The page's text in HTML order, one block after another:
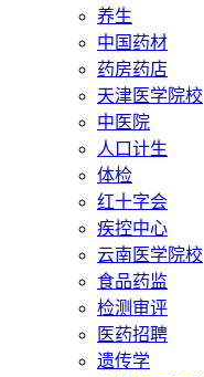
养生
中国药材
药房药店
天津医学院校
中医院
人口计生
体检
红十字会
疾控中心
云南医学院校
食品药监
检测审评
医药招聘
遗传学